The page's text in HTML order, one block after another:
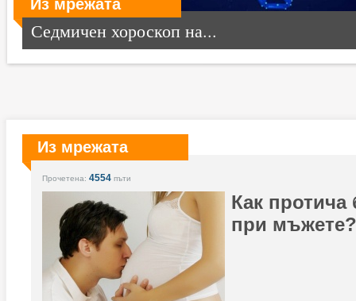
Из мрежата
Седмичен хороскоп на...
Из мрежата
Прочетена: 4554 пъти
Как протича
при мъжете?